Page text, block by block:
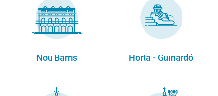
Nou Barris Horta - Guinardó